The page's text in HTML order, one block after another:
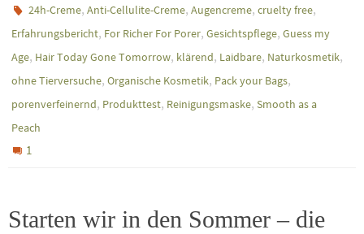
24h-Creme,Anti-Cellulite-Creme,Augencreme,cruelty free,
Erfahrungsbericht, For Richer For Porer, Gesichtspflege, Guess my
Age, Hair Today Gone Tomorrow, klärend, Laidbare, Naturkosmetik,
ohne Tierversuche, Organische Kosmetik, Pack your Bags,
porenverfeinernd, Produkttest, Reinigungsmaske, Smooth as a
Peach
1
Starten wir in den Sommer – die